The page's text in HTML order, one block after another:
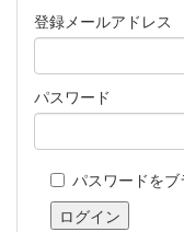
登録メールアドレス
パスワード
パスワードを